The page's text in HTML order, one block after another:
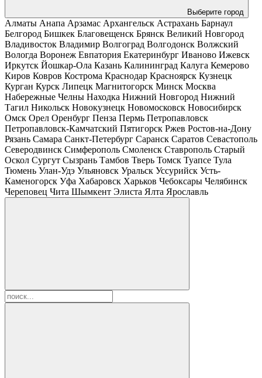
Выберите город
Алматы Анапа Арзамас Архангельск Астрахань Барнаул
Белгород Бишкек Благовещенск Брянск Великий Новгород
Владивосток Владимир Волгоград Волгодонск Волжский
Вологда Воронеж Евпатория Екатеринбург Иваново Ижевск
Иркутск Йошкар-Ола Казань Калининград Калуга Кемерово
Киров Ковров Кострома Краснодар Красноярск Кузнецк
Курган Курск Липецк Магнитогорск Минск Москва
Набережные Челны Находка Нижний Новгород Нижний
Тагил Никольск Новокузнецк Новомосковск Новосибирск
Омск Орел Оренбург Пенза Пермь Петропавловск
Петропавловск-Камчатский Пятигорск Ржев Ростов-на-Дону
Рязань Самара Санкт-Петербург Саранск Саратов Севастополь
Северодвинск Симферополь Смоленск Ставрополь Старый
Оскол Сургут Сызрань Тамбов Тверь Томск Туапсе Тула
Тюмень Улан-Удэ Ульяновск Уральск Уссурийск Усть-
Каменогорск Уфа Хабаровск Харьков Чебоксары Челябинск
Череповец Чита Шымкент Элиста Ялта Ярославль